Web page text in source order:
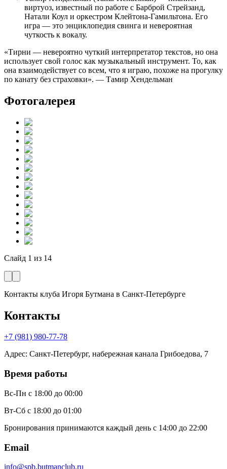
виртуоз, известный по работе с Барброй Стрейзанд,
Натали Коул и оркестром Клейтона-Гамильтона. Его
игра — это энциклопедия свинга и невероятная
чуткость к вокалу.
«Тирни — невероятно чуткий интерпретатор текстов, но она
использует свой голос как музыкальный инструмент. То, как
она взаимодействует со всем, что я играю, похоже на прогулку
по канату без страховки». — Тамир Хендельман
Фотогалерея
Слайд 1 из 14
Контакты клуба Игоря Бутмана в Санкт-Петербурге
Контакты
+7 (981) 980-77-78
Адрес: Санкт-Петербург, набережная канала Грибоедова, 7
Время работы
Вс-Пн с 18:00 до 00:00
Вт-Сб с 18:00 до 01:00
Бронирования принимаются каждый день с 14:00 до 22:00
Email
info@spb.butmanclub.ru